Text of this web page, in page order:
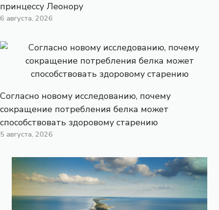
принцессу Леонору
6 августа, 2026
Согласно новому исследованию, почему
сокращение потребления белка может
способствовать здоровому старению
5 августа, 2026